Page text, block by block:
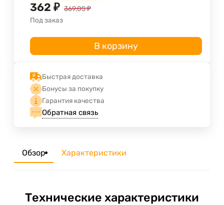
362 ₽ 369,05₽
Под заказ
В корзину
Быстрая доставка
Бонусы за покупку
Гарантия качества
Обратная связь
Обзор Характеристики
Технические характеристики